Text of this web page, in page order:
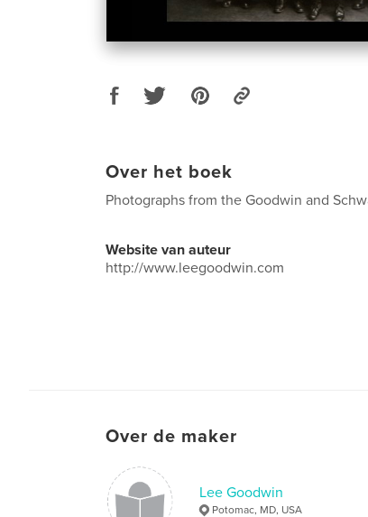
Over het boek
Photographs from the Goodwin and
Website van auteur
http://www.leegoodwin.com
Over de maker
Lee Goodwin
Potomac, MD, USA